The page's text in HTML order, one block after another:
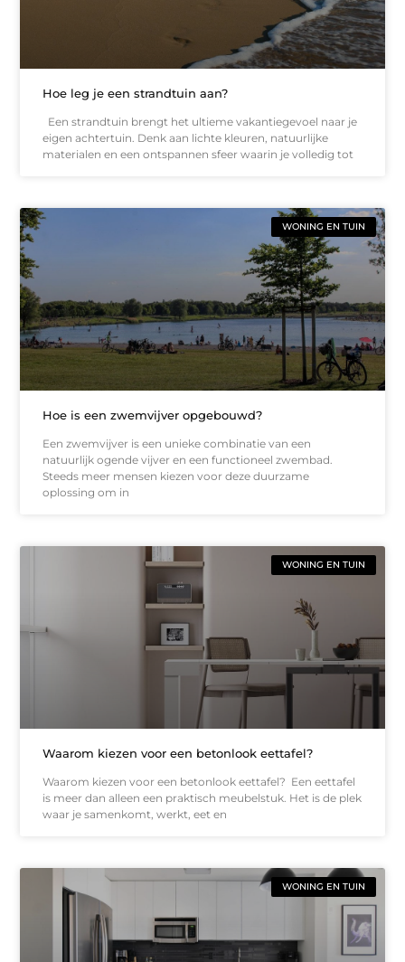
Hoe leg je een strandtuin aan?
Een strandtuin brengt het ultieme vakantiegevoel naar je
eigen achtertuin. Denk aan lichte kleuren, natuurlijke
materialen en een ontspannen sfeer waarin je volledig tot
WONING EN TUIN
Hoe is een zwemvijver opgebouwd?
Een zwemvijver is een unieke combinatie van een
natuurlijk ogende vijver en een functioneel zwembad.
Steeds meer mensen kiezen voor deze duurzame
oplossing om in
WONING EN TUIN
Waarom kiezen voor een betonlook eettafel?
Waarom kiezen voor een betonlook eettafel? Een eettafel
is meer dan alleen een praktisch meubelstuk. Het is de plek
waar je samenkomt, werkt, eet en
WONING EN TUIN